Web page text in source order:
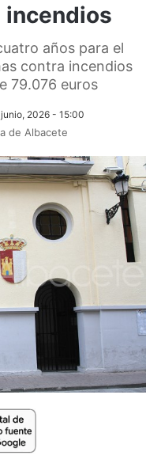
años para el
contra incendios
79.076 euros
2026 - 15:00
de Albacete